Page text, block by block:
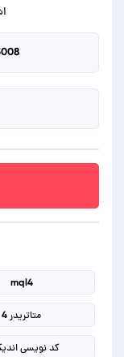
mql4
متاتریدر 4
کد نویسی